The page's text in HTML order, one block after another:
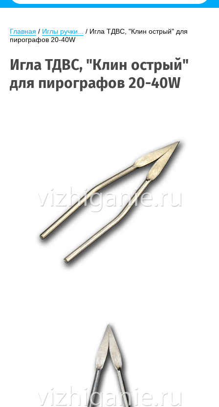
Главная / Иглы ручки...
/ Игла ТДВС, "Клин острый" для
пирографов 20-40W
Игла ТДВС, "Клин острый"
для пирографов 20-40W